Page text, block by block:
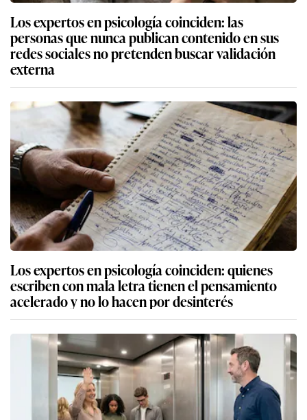
Los expertos en psicología coinciden: las
personas que nunca publican contenido en sus
redes sociales no pretenden buscar validación
externa
Los expertos en psicología coinciden: quienes
escriben con mala letra tienen el pensamiento
acelerado y no lo hacen por desinterés